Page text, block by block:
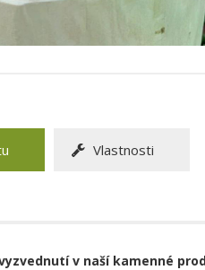
Vlastnosti
v naší kamenné